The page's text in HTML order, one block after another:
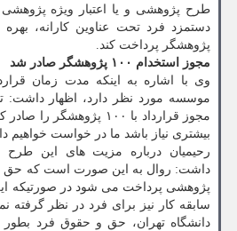
دستمزد فرد تحت عناوین كارانه،
پژوهشگر پرداخت كند.
مجوز استخدام ۱۰۰ پژوهشگر صادر شد
وی با اشاره به اینكه مدت زمان
موسسه مورد نظر دارد، اظهار داشت:
مجوز قرارداد با ۱۰۰
بیشتری نیاز باشد ما در خواست خواهیم
رحیمیان درباره مزیت های این طرح
داشت: روال به این صورت است كه حق
پژوهشی پرداخت می شود در صورتیكه
سابقه كار نیز برای فرد در نظر گرفته
دانشگاه تهران، حق و حقوق فرد